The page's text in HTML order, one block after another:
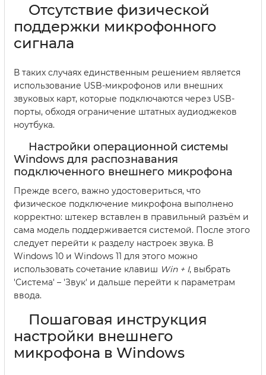
Отсутствие физической
поддержки микрофонного
сигнала
В таких случаях единственным решением является
использование USB-микрофонов или внешних
звуковых карт, которые подключаются через USB-
порты, обходя ограничение штатных аудиоджеков
ноутбука.
Настройки операционной системы
Windows для распознавания
подключенного внешнего микрофона
Прежде всего, важно удостовериться, что
физическое подключение микрофона выполнено
корректно: штекер вставлен в правильный разъём и
сама модель поддерживается системой. После этого
следует перейти к разделу настроек звука. В
Windows 10 и Windows 11 для этого можно
использовать сочетание клавиш Win + I, выбрать
'Система' – 'Звук' и дальше перейти к параметрам
ввода.
Пошаговая инструкция
настройки внешнего
микрофона в Windows